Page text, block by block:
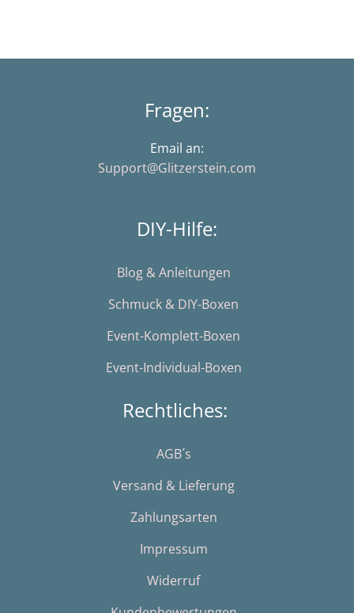
Fragen:
Email an:
Support@Glitzerstein.com
DIY-Hilfe:
Blog & Anleitungen
Schmuck & DIY-Boxen
Event-Komplett-Boxen
Event-Individual-Boxen
Rechtliches:
AGB´s
Versand & Lieferung
Zahlungsarten
Impressum
Widerruf